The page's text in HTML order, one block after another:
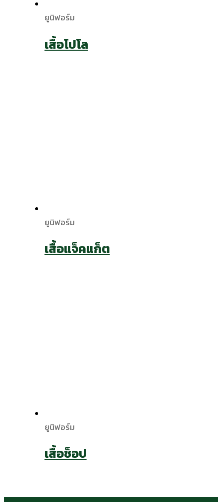
ยูนิฟอร์ม
เสื้อโปโล
ยูนิฟอร์ม
เสื้อแจ็คแก็ต
ยูนิฟอร์ม
เสื้อช็อป